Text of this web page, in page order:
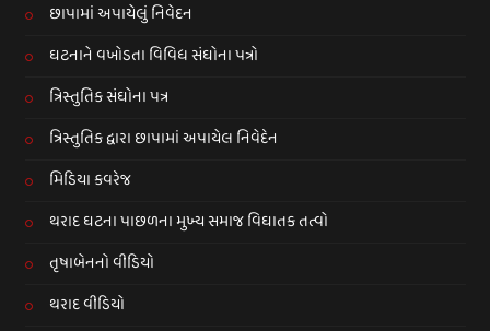
છાપામાં અપાયેલું નિવેદન
ઘટનાને વખોડતા વિવિધ સંઘોના પત્રો
ત્રિસ્તુતિક સંઘોના પત્ર
ત્રિસ્તુતિક દ્વારા છાપામાં અપાયેલ નિવેદેન
મિડિયા કવરેજ
થરાદ ઘટના પાછળના મુખ્ય સમાજ વિઘાતક તત્વો
તૃષાબેનનો વીડિયો
થરાદ વીડિયો